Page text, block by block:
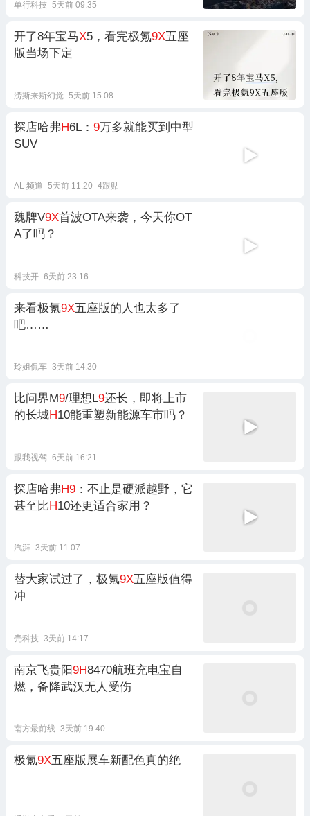
单行科技 5天前 09:35
开了8年宝马X5，看完极氪9X五座
版当场下定
涝斯来斯幻觉 5天前 15:08
探店哈弗H6L： 9万多就能买到中型
SUV
AL 频道 5天前 11:20 4跟贴
魏牌V9X首波OTA来袭，今天你OT
A了吗？
科技开 6天前 23:16
来看极氪9X五座版的人也太多了
吧……
玲姐侃车 3天前 14:30
比问界M9/理想L9还长，即将上市
的长城H10能重塑新能源车市吗？
跟我视驾 6天前 16:21
探店哈弗H9 ：不止是硬派越野，它
甚至比H10还更适合家用？
汽湃 3天前 11:07
替大家试过了，极氪9X五座版值得
冲
壳科技 3天前 14:17
南京飞贵阳9H8470航班充电宝自
燃，备降武汉无人受伤
南方最前线 3天前 19:40
极氪9X五座版展车新配色真的绝